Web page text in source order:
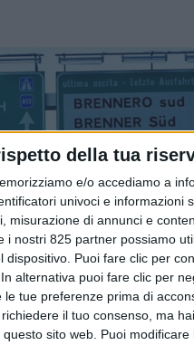
della tua
e/o accediamo a
univoci e informazioni
misurazione di annunci e
i nostri 825 partner possiamo
dispositivo. Puoi fare clic per
alternativa puoi fare clic per
tue preferenze prima di
il tuo consenso, ma
sito web. Puoi